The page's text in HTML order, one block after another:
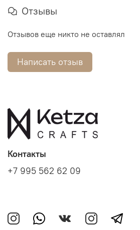
Отзывы
Отзывов еще никто не оставлял
Написать отзыв
Контакты
+7 995 562 62 09